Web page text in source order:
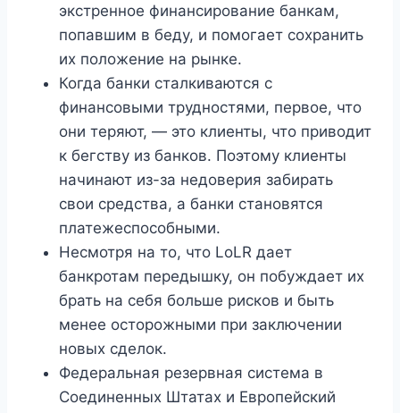
экстренное финансирование банкам,
попавшим в беду, и помогает сохранить
их положение на рынке.
Когда банки сталкиваются с
финансовыми трудностями, первое, что
они теряют, — это клиенты, что приводит
к бегству из банков. Поэтому клиенты
начинают из-за недоверия забирать
свои средства, а банки становятся
платежеспособными.
Несмотря на то, что LoLR дает
банкротам передышку, он побуждает их
брать на себя больше рисков и быть
менее осторожными при заключении
новых сделок.
Федеральная резервная система в
Соединенных Штатах и ​​Европейский